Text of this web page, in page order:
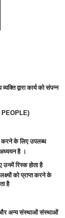
द्वारा कार्य को संपन्न
PEOPLE)
करने के लिए उपलब्ध
है ।
उनमें रिस्क होता है
को प्राप्त करने के
है
और अन्य संस्थाओं संस्थाओं